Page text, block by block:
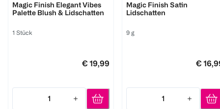
Magic Finish Elegant Vibes
Palette Blush & Lidschatten
1 Stück
€ 19,99
1
Quantity: 1
Magic Finish Satin
Lidschatten
9 g
€
1
Quantity: 1